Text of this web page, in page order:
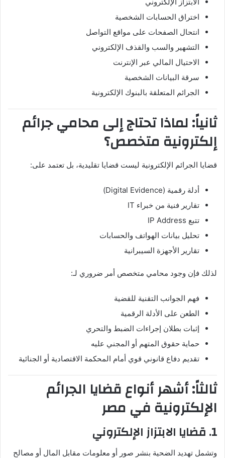
اختراق الحسابات الشخصية
انتحال الصفحات على مواقع التواصل
التشهير والسب والقذف الإلكتروني
الاحتيال المالي عبر الإنترنت
سرقة البيانات الشخصية
الجرائم المتعلقة بالبنوك الإلكترونية
ثانياً: لماذا تحتاج إلى محامي جرائم
إلكترونية متخصص؟
قضايا الجرائم الإلكترونية ليست قضايا تقليدية، بل تعتمد على:
أدلة رقمية (Digital Evidence)
تقارير فنية من خبراء IT
تتبع IP Address
تحليل بيانات الهواتف والحسابات
تقارير الأجهزة السيبرانية
لذلك فإن وجود محامي متخصص أمر ضروري لـ:
فهم الجوانب التقنية للقضية
الطعن على الأدلة الرقمية
إثبات بطلان إجراءات الضبط والتحري
حماية حقوق المتهم أو المجني عليه
تقديم دفاع قانوني قوي أمام المحكمة الاقتصادية أو الجنائية
ثالثاً: أشهر أنواع قضايا الجرائم
الإلكترونية في مصر
1. قضايا الابتزاز الإلكتروني
وتشمل تهديد الضحية بنشر صور أو معلومات مقابل المال أو مصالح